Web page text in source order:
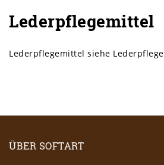
Lederpflegemittel
Lederpflegemittel siehe Lederpflege
ÜBER SOFTART